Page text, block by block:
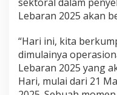
Lebaran 2025 akan
“Hari ini, kita
dimulainya
Lebaran 2025 yang
Hari, mulai dari 21